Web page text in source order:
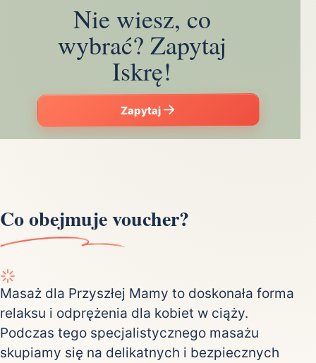
Nie wiesz, co
wybrać? Zapytaj
Iskrę!
Zapytaj
Co obejmuje voucher?
Masaż dla Przyszłej Mamy to doskonała forma
relaksu i odprężenia dla kobiet w ciąży.
Podczas tego specjalistycznego masażu
skupiamy się na delikatnych i bezpiecznych